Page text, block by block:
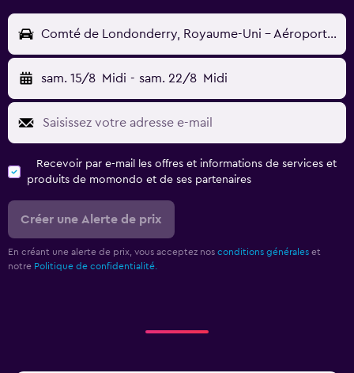
Comté de Londonderry, Royaume-Uni - Aéroport de Derry (LDY)
sam. 15/8 Midi - sam. 22/8 Midi
Recevoir par e-mail les offres et informations de services et
produits de momondo et de ses partenaires
Créer une Alerte de prix
En créant une alerte de prix, vous acceptez nos conditions générales et
notre Politique de confidentialité.